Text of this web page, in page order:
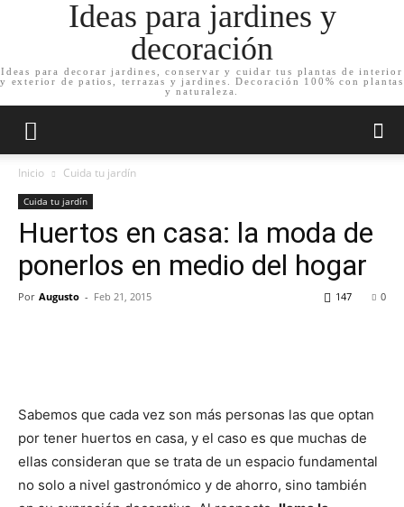
Ideas para jardines y
decoración
Ideas para decorar jardines, conservar y cuidar tus plantas de interior
y exterior de patios, terrazas y jardines. Decoración 100% con plantas
y naturaleza.
Inicio Cuida tu jardín
Cuida tu jardín
Huertos en casa: la moda de
ponerlos en medio del hogar
Por Augusto - Feb 21, 2015 0
147
Sabemos que cada vez son más personas las que optan
por tener huertos en casa, y el caso es que muchas de
ellas consideran que se trata de un espacio fundamental
no solo a nivel gastronómico y de ahorro, sino también